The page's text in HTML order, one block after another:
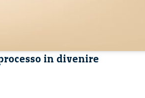
in divenire